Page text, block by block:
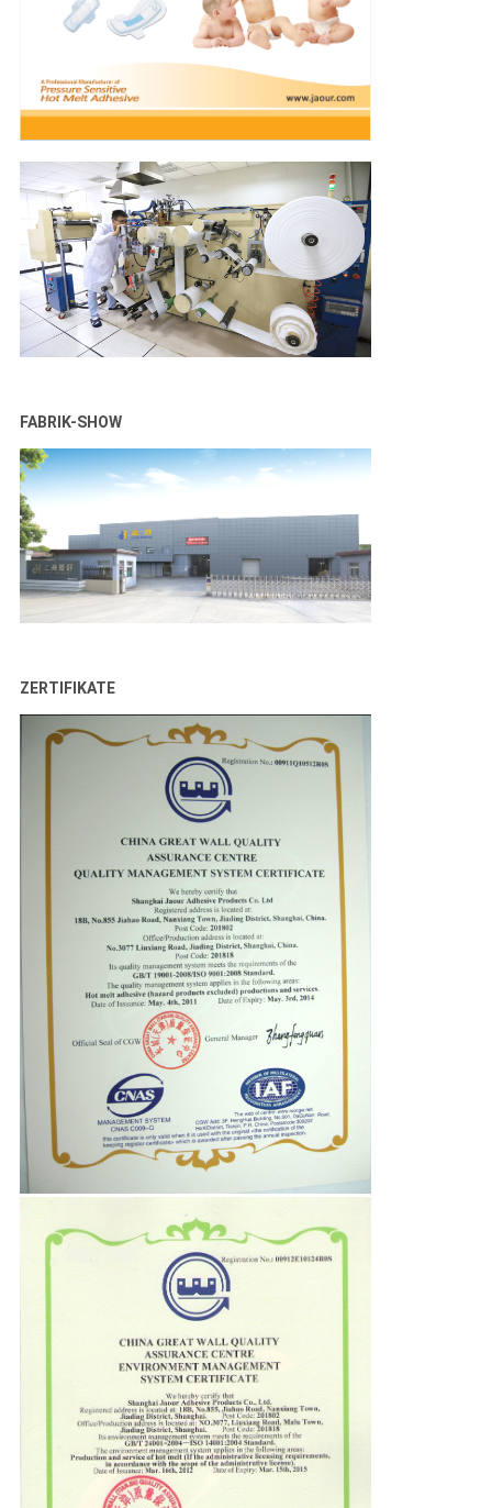
FABRIK-SHOW
ZERTIFIKATE